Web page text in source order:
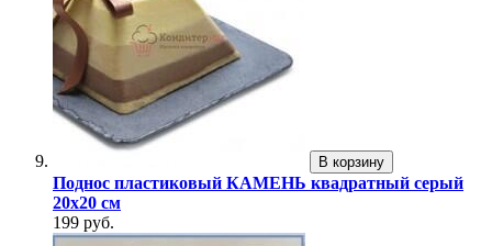
В корзину
Поднос пластиковый КАМЕНЬ квадратный серый
20х20 см
199 руб.